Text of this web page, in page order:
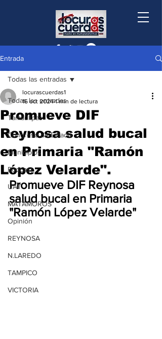
Entrada
Todas las entradas
Tamaulipas
Congreso de Estado
Municipios
Podcast
UAT
MATAMOROS
Opinión
REYNOSA
N.LAREDO
TAMPICO
VICTORIA
Todas las entradas
Promueve DIF
Reynosa salud bucal
en Primaria "Ramón
López Velarde".
locurascuerdas1
16 oct 2024 1 min de lectura
Promueve DIF Reynosa
salud bucal en Primaria
"Ramón López Velarde"